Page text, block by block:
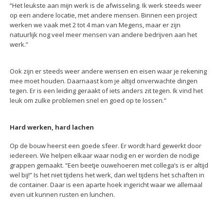
“Het leukste aan mijn werk is de afwisseling. Ik werk steeds weer
op een andere locatie, met andere mensen. Binnen een project
werken we vaak met 2 tot 4 man van Megens, maar er zijn
natuurlijk nog veel meer mensen van andere bedrijven aan het
werk.”
Ook zijn er steeds weer andere wensen en eisen waar je rekening
mee moet houden. Daarnaast kom je altijd onverwachte dingen
tegen. Er is een leiding geraakt of iets anders zit tegen. Ik vind het
leuk om zulke problemen snel en goed op te lossen.”
Hard werken, hard lachen
Op de bouw heerst een goede sfeer. Er wordt hard gewerkt door
iedereen. We helpen elkaar waar nodig en er worden de nodige
grappen gemaakt. “Een beetje ouwehoeren met collega’s is er altijd
wel bij!” Is het niet tijdens het werk, dan wel tijdens het schaften in
de container. Daar is een aparte hoek ingericht waar we allemaal
even uit kunnen rusten en lunchen.